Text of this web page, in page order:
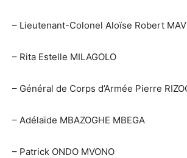
– Lieutenant-Colonel Aloïse Robert
– Rita Estelle MILAGOLO
– Général de Corps d’Armée Pierre
– Adélaïde MBAZOGHE MBEGA
– Patrick ONDO MVONO